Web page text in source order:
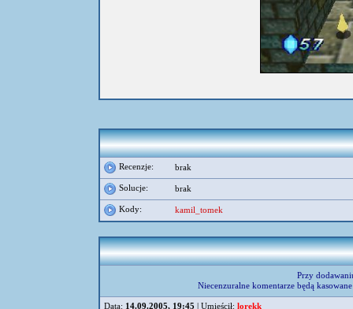
Recenzje: brak
Solucje: brak
Kody: kamil_tomek
Przy
Niecenzuralne komentarze będą
Data: 14.09.2005, 19:45 | Umieścił: lorekk